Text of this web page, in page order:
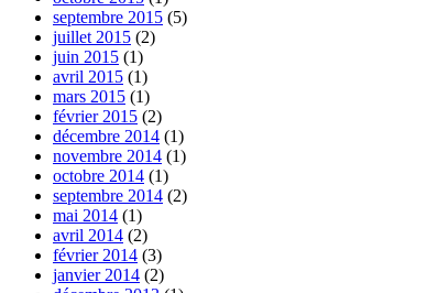
septembre 2015 (5)
juillet 2015 (2)
juin 2015 (1)
avril 2015 (1)
mars 2015 (1)
février 2015 (2)
décembre 2014 (1)
novembre 2014 (1)
octobre 2014 (1)
septembre 2014 (2)
mai 2014 (1)
avril 2014 (2)
février 2014 (3)
janvier 2014 (2)